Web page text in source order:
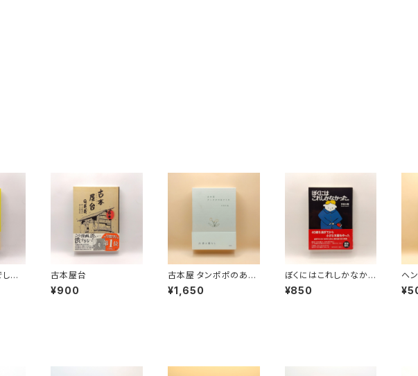
古本屋台
¥900
古本屋 タンポポのあけ
くれ
¥1,650
ぼくにはこれしかなかっ
た
¥850
ヘ
は
おや